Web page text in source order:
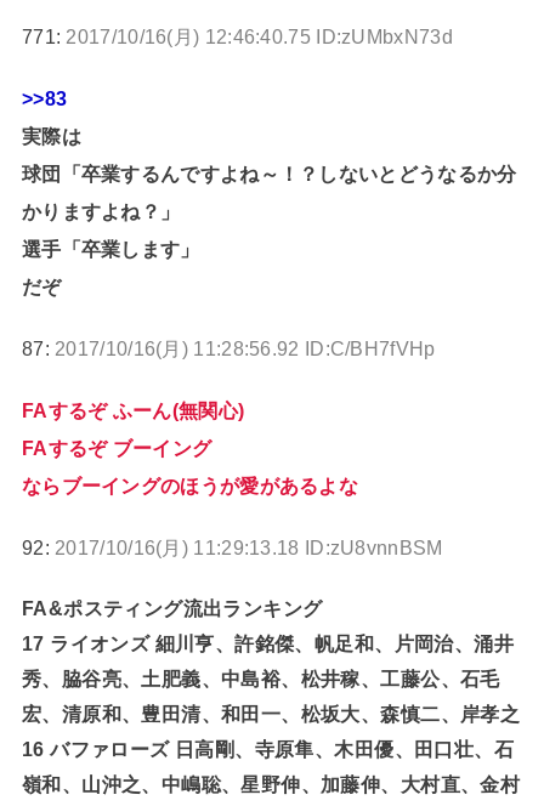
771: 2017/10/16(月) 12:46:40.75 ID:zUMbxN73d
>>83
実際は
球団「卒業するんですよね～！？しないとどうなるか分
かりますよね？」
選手「卒業します」
だぞ
87: 2017/10/16(月) 11:28:56.92 ID:C/BH7fVHp
FAするぞ ふーん(無関心)
FAするぞ ブーイング
ならブーイングのほうが愛があるよな
92: 2017/10/16(月) 11:29:13.18 ID:zU8vnnBSM
FA&ポスティング流出ランキング
17 ライオンズ 細川亨、許銘傑、帆足和、片岡治、涌井
秀、脇谷亮、土肥義、中島裕、松井稼、工藤公、石毛
宏、清原和、豊田清、和田一、松坂大、森慎二、岸孝之
16 バファローズ 日高剛、寺原隼、木田優、田口壮、石
嶺和、山沖之、中嶋聡、星野伸、加藤伸、大村直、金村